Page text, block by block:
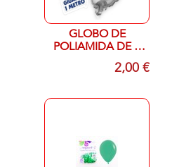
GLOBO DE
POLIAMIDA DE 1
METRO COLOR
2,00 €